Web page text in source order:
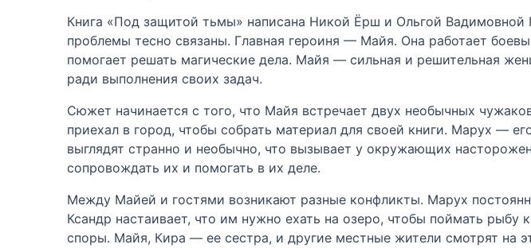
Книга «Под защитой тьмы» написана Никой Ёрш и Ольгой
проблемы тесно связаны. Главная героиня — Майя. Она работает
помогает решать магические дела. Майя — сильная и решительная
ради выполнения своих задач.
Сюжет начинается с того, что Майя встречает двух необычных
приехал в город, чтобы собрать материал для своей книги. Марух —
выглядят странно и необычно, что вызывает у окружающих
сопровождать их и помогать в их деле.
Между Майей и гостями возникают разные конфликты. Марух
Ксандр настаивает, что им нужно ехать на озеро, чтобы поймать
споры. Майя, Кира — ее сестра, и другие местные жители смотрят на